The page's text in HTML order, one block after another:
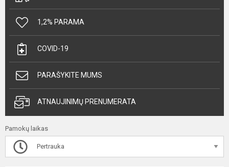
1,2% PARAMA
COVID-19
PARAŠYKITE MUMS
ATNAUJINIMŲ PRENUMERATA
Pamokų laikas
Pertrauka